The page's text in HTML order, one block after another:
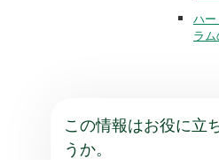
ハ
ラ
この情報はお役に立
うか。